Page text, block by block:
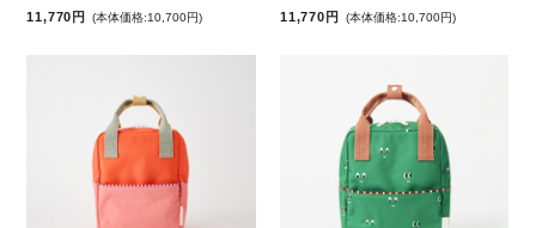
11,770円 (本体価格:10,700円) 11,770円 (本体価格:10,700円)